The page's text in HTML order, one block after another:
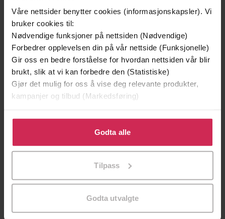
Våre nettsider benytter cookies (informasjonskapsler). Vi
bruker cookies til:
Nødvendige funksjoner på nettsiden (Nødvendige)
Forbedrer opplevelsen din på vår nettside (Funksjonelle)
Gir oss en bedre forståelse for hvordan nettsiden vår blir
brukt, slik at vi kan forbedre den (Statistiske)
Gjør det mulig for oss å vise deg relevante produkter,
kampanjer og tilbud (Markedsføring)
Klikk på «Godta alle» for å gi oss ditt samtykke til å
bruke cookies for alle disse formålene. Du kan også
tilpasse ditt samtykke til spesifikke formål ved å klikke
Godta alle
Tilpass
Godta utvalgte
199,-
Minnesota
349,-
Undertittel
A heartbreakingly beautiful story of love
Forfattere J.B. Salsbury(forfatter)